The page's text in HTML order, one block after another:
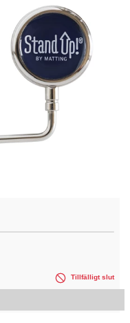
Tillfälligt slut